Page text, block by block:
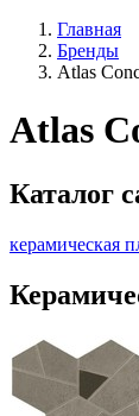
Главная
Бренды
Atlas
Atlas
Каталог
керамическая